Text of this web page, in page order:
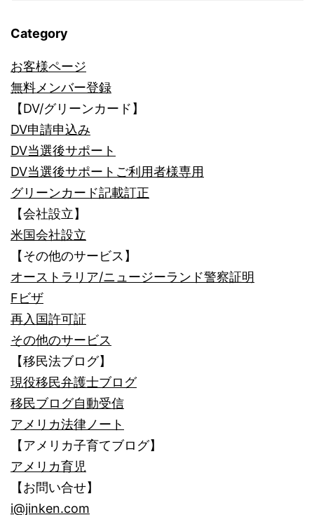
Category
お客様ページ
無料メンバー登録
【DV/グリーンカード】
DV申請申込み
DV当選後サポート
DV当選後サポートご利用者様専用
グリーンカード記載訂正
【会社設立】
米国会社設立
【その他のサービス】
オーストラリア/ニュージーランド警察証明
Fビザ
再入国許可証
その他のサービス
【移民法ブログ】
現役移民弁護士ブログ
移民ブログ自動受信
アメリカ法律ノート
【アメリカ子育てブログ】
アメリカ育児
【お問い合せ】
i@jinken.com